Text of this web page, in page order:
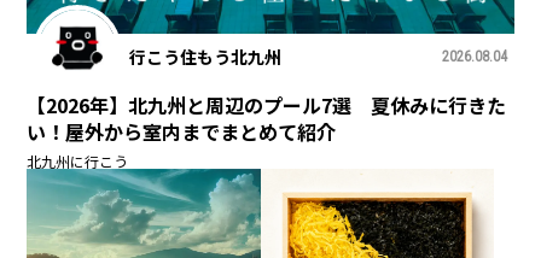
行こう住もう北九州 2026.08.04
【2026年】北九州と周辺のプール7選 夏休みに行きた
い！屋外から室内までまとめて紹介
北九州に行こう